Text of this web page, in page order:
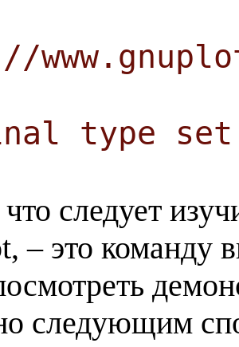
type
следует
– это
следующим